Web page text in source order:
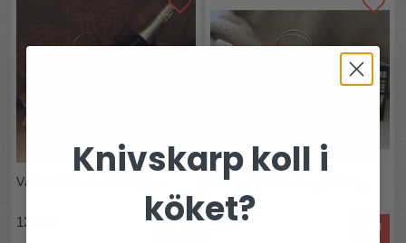
Väska till vinflaska LV ljus
139 kr
Väska till vinflaska plädrutig
139 kr
Knivskarp koll i
köket?